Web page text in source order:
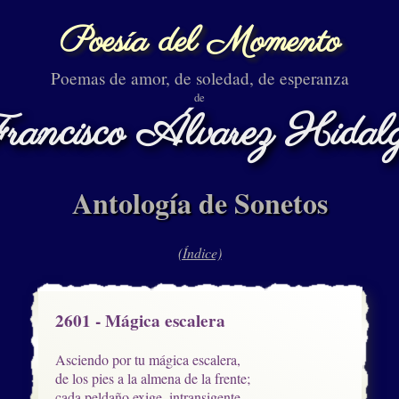
Poesía del Momento
Poemas de amor, de soledad, de esperanza
de
Álvarez
Antología de Sonetos
(Índice)
2601 - Mágica escalera
Asciendo por tu mágica escalera,
de los pies a la almena de la frente;